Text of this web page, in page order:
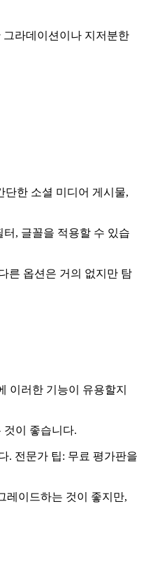
라데이션이나 지저분한
단한 소셜 미디어 게시물,
터, 글꼴을 적용할 수 있습
른 옵션은 거의 없지만 탐
이러한 기능이 유용할지
것이 좋습니다.
. 전문가 팁: 무료 평가판을
레이드하는 것이 좋지만,